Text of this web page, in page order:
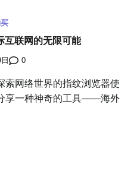
互联网的无限可能
0
网络世界的指纹浏览器使
享一种神奇的工具——海外